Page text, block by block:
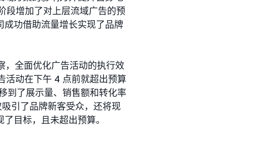
段增加了对上层流域广告的预
功借助流量增长实现了品牌
，全面优化广告活动的执行效
活动在下午 4 点前就超出预算
了展示量、销售额和转化率
引了品牌新客受众，还将现
目标，且未超出预算。